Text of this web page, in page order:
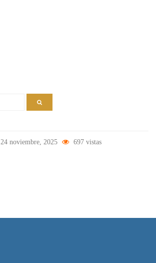
24 noviembre, 2025 697 vistas